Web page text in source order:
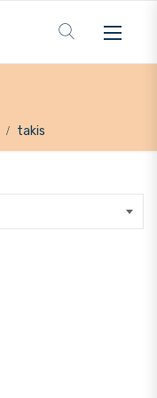
takis